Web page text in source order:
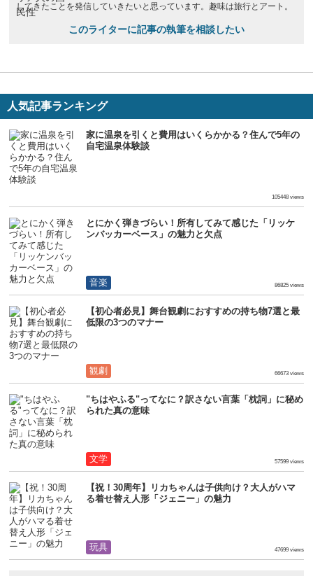
してきたことを発信していきたいと思っています。趣味は旅行とアート。
このライターに記事の執筆を相談したい
人気記事ランキング
家に温泉を引くと費用はいくらかかる？住んで5年の
自宅温泉体験談
105448 views
とにかく弾きづらい！所有してみて感じた「リッケ
ンバッカーベース」の魅力と欠点
音楽 86825 views
【初心者必見】舞台観劇におすすめの持ち物7選と最
低限の3つのマナー
観劇 66673 views
"ちはやふる"ってなに？訳さない言葉「枕詞」に秘め
られた真の意味
文学 57599 views
【祝！30周年】リカちゃんは子供向け？大人がハマ
る着せ替え人形「ジェニー」の魅力
玩具 47699 views